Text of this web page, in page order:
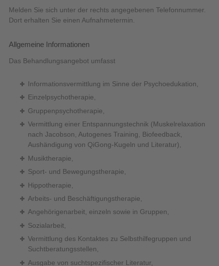
Melden Sie sich unter der rechts angegebenen Telefonnummer.
Dort erhalten Sie einen Aufnahmetermin.
Allgemeine Informationen
Das Behandlungsangebot umfasst
Informationsvermittlung im Sinne der Psychoedukation,
Einzelpsychotherapie,
Gruppenpsychotherapie,
Vermittlung einer Entspannungstechnik (Muskelrelaxation
nach Jacobson, Autogenes Training, Biofeedback,
Aushändigung von QiGong-Kugeln und Literatur),
Musiktherapie,
Sport- und Bewegungstherapie,
Hippotherapie,
Arbeits- und Beschäftigungstherapie,
Angehörigenarbeit, einzeln sowie in Gruppen,
Sozialarbeit,
Vermittlung des Kontaktes zu Selbsthilfegruppen und
Suchtberatungsstellen,
Ausgabe von suchtspezifischer Literatur,